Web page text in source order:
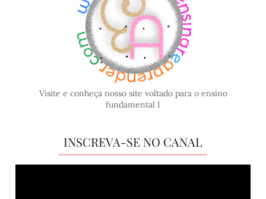
Visite e conheça nosso site voltado para o ensino
fundamental I
INSCREVA-SE NO CANAL